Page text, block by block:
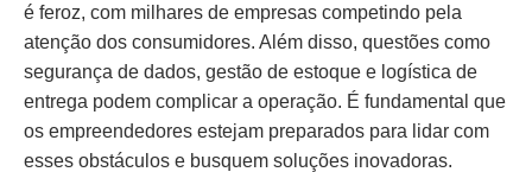
é feroz, com milhares de empresas competindo pela
atenção dos consumidores. Além disso, questões como
segurança de dados, gestão de estoque e logística de
entrega podem complicar a operação. É fundamental que
os empreendedores estejam preparados para lidar com
esses obstáculos e busquem soluções inovadoras.